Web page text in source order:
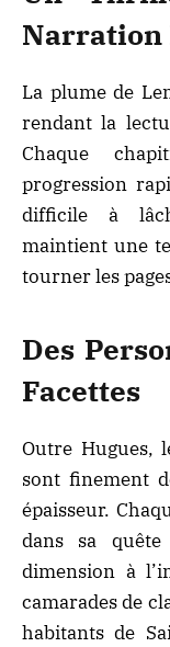
Narration
La plume de
rendant la
Chaque
progression
difficile à
maintient une
tourner les
Des
Facettes
Outre Hugues,
sont finement
épaisseur.
dans sa
dimension à
camarades de
habitants de